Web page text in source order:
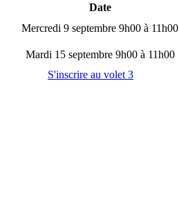
Date
Mercredi 9 septembre 9h00 à 11h00
Mardi 15 septembre 9h00 à 11h00
S'inscrire au volet 3